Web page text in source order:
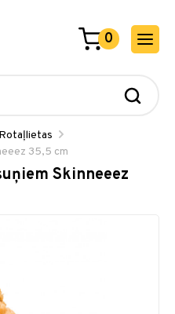
0
Rotaļlietas
35,5 cm
Skinneeez